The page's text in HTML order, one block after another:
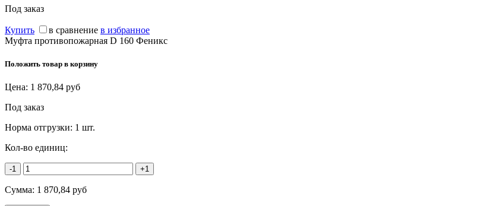
Под заказ
Купить в сравнение в избранное
Муфта противопожарная D 160 Феникс
Положить товар в корзину
Цена: 1 870,84 руб
Под заказ
Норма отгрузки: 1 шт.
Кол-во единиц:
-1 +1
Сумма: 1 870,84 руб